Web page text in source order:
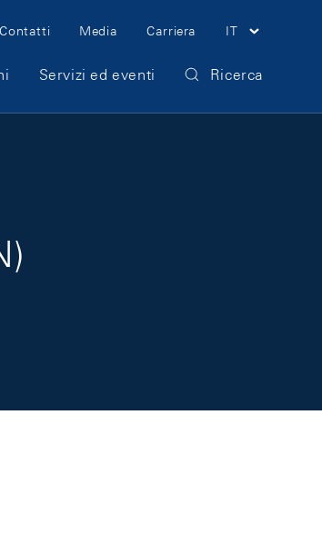
Meta Navigation
Contatti Media Carriera IT
Servizi ed eventi Ricerca